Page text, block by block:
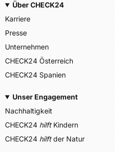
Über CHECK24
Karriere
Presse
Unternehmen
CHECK24 Österreich
CHECK24 Spanien
Unser Engagement
Nachhaltigkeit
CHECK24 hilftKindern
CHECK24 hilftder Natur